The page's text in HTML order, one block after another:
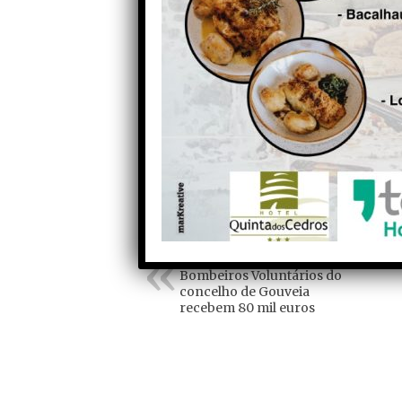
áudio
OH Sports:Bernardo Andrade,
João Dias “Kiko” (1), Diogo Veloso.
Pinto, Fábio Faria, André Amaral e
António Gaspar
Partilhe com os seus amigos nas redes
Anterior
Bombeiros Voluntários do
concelho de Gouveia
recebem 80 mil euros